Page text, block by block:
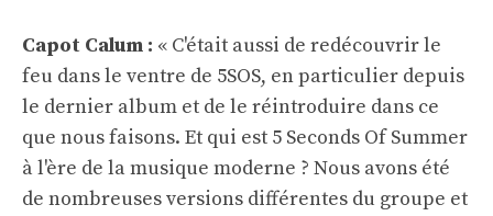
Capot Calum : « C'était aussi de redécouvrir le
feu dans le ventre de 5SOS, en particulier depuis
le dernier album et de le réintroduire dans ce
que nous faisons. Et qui est 5 Seconds Of Summer
à l'ère de la musique moderne ? Nous avons été
de nombreuses versions différentes du groupe et